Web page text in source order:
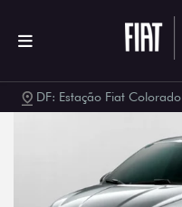
DF: Estação Fiat Colorado